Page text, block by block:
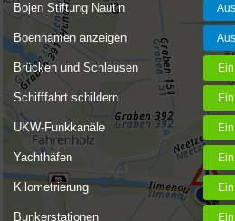
Bojen Stiftung Nautin
Boennamen anzeigen
Brücken und Schleusen
Schifffahrt schildern
UKW-Funkkanäle
Yachthäfen
Kilometrierung
Bunkerstationen